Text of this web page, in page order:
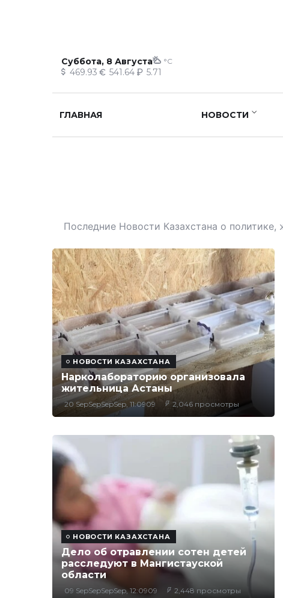
Суббота, 8 Августа °C
469.93 541.64 5.71
ГЛАВНАЯ НОВОСТИ
Последние Новости Казахстана о
НОВОСТИ КАЗАХСТАНА
Нарколабораторию организовала
жительница Астаны
20 SepSepSepSep, 11:0909 2,046 просмотры
НОВОСТИ КАЗАХСТАНА
Дело об отравлении сотен детей
расследуют в Мангистауской
области
09 SepSepSepSep, 12:0909 2,448 просмотры